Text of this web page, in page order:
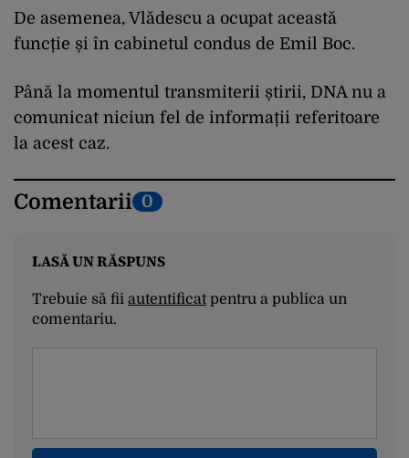
De asemenea, Vlădescu a ocupat această
funcție și în cabinetul condus de Emil Boc.
Până la momentul transmiterii știrii, DNA nu a
comunicat niciun fel de informații referitoare
la acest caz.
Comentarii 0
LASĂ UN RĂSPUNS
Trebuie să fii autentificatpentru a publica un
comentariu.